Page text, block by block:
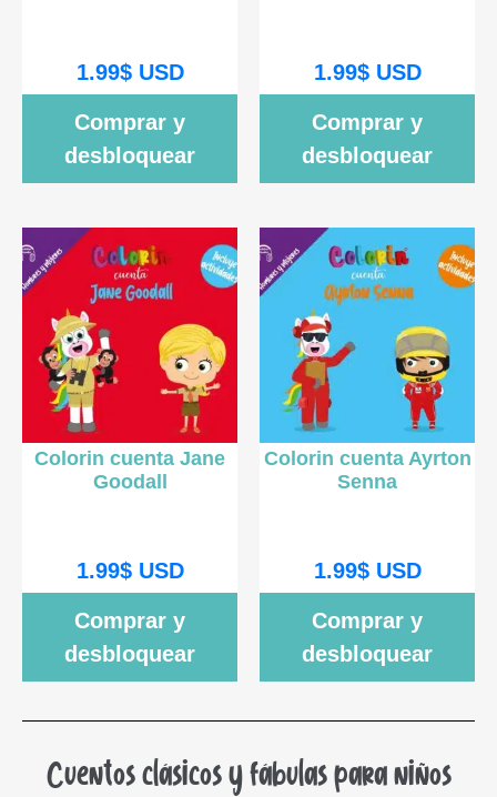
1.99$USD
Comprar y
desbloquear
1.99$USD
Comprar y
desbloquear
Colorin cuenta Jane
Goodall
1.99$USD
Comprar y
desbloquear
Colorin cuenta Ayrton
Senna
1.99$USD
Comprar y
desbloquear
Cuentos clásicos y fábulas para niños